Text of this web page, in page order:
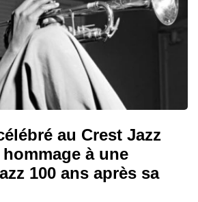
au Crest Jazz
à une
100 ans après sa